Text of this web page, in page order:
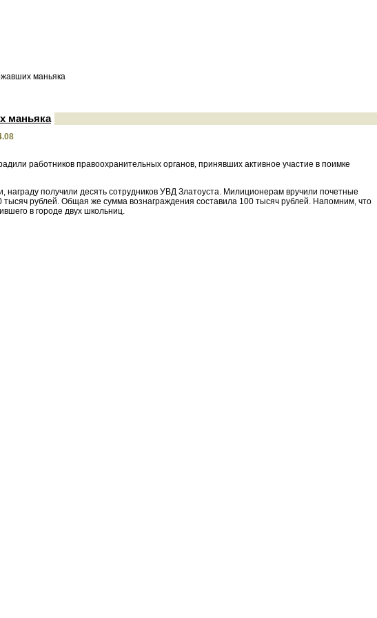
маньяка
маньяка
работников правоохранительных органов, принявших активное участие в поимке
награду получили десять сотрудников УВД Златоуста. Милиционерам вручили почетные
рублей. Общая же сумма вознаграждения составила 100 тысяч рублей. Напомним, что
в городе двух школьниц.